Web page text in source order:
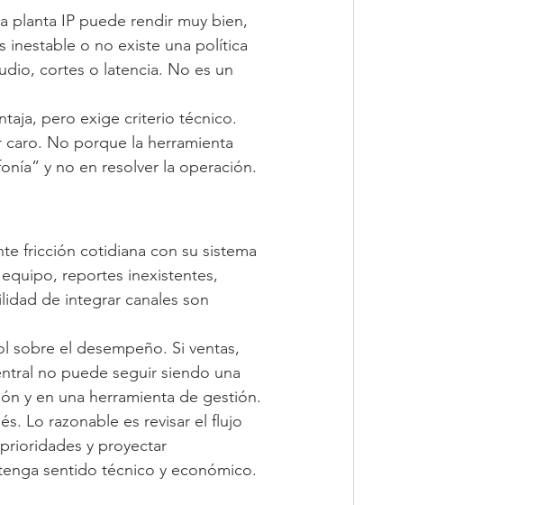
planta IP puede rendir muy bien,
inestable o no existe una política
cortes o latencia. No es un
pero exige criterio técnico.
caro. No porque la herramienta
y no en resolver la operación.
fricción cotidiana con su sistema
reportes inexistentes,
de integrar canales son
sobre el desempeño. Si ventas,
no puede seguir siendo una
y en una herramienta de gestión.
Lo razonable es revisar el flujo
y proyectar
sentido técnico y económico.